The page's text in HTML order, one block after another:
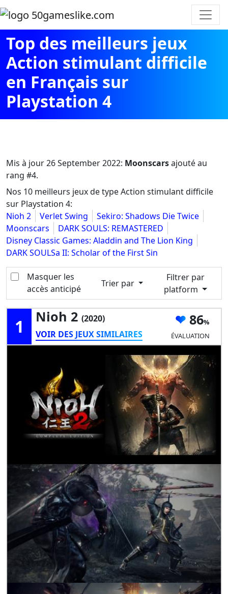
Top des meilleurs jeux
Action stimulant difficile
en Français sur
Playstation 4
Mis à jour26 September 2022: Moonscarsajouté au
rang #4.
Nos 10 meilleurs jeux de type Action stimulant difficile
sur Playstation 4:
Nioh 2
Verlet Swing
Sekiro: Shadows Die Twice
Moonscars
DARK SOULS: REMASTERED
Disney Classic Games: Aladdin and The Lion King
DARK SOULSa II: Scholar of the First Sin
Masquer les
accès anticipé
Trier par
Filtrer par
platform
1 Nioh 2 (2020)
VOIR DES JEUX SIMILAIRES
86
ÉVALUATION